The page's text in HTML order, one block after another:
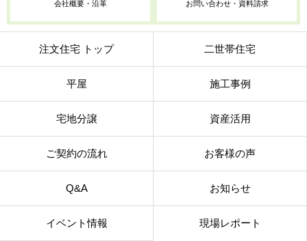
会社概要・沿革 お問い合わせ・資料請求
注文住宅 トップ 二世帯住宅
平屋 施工事例
宅地分譲 資産活用
ご契約の流れ お客様の声
Q&A お知らせ
イベント情報 現場レポート